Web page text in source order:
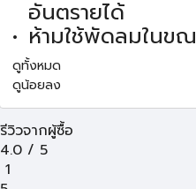
อันตรายได้
ห้ามใช้พัดลมในข
ดูทั้งหมด
ดูน้อยลง
รีวิวจากผู้ซื้อ
4.0 / 5
1